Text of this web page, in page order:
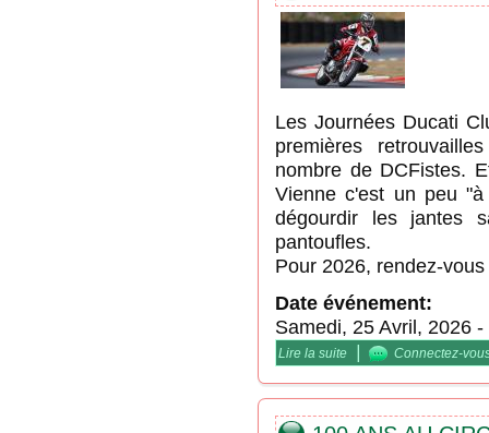
Les Journées Ducati
premières
nombre de DCFistes.
Vienne c'est un peu
dégourdir les jantes
pantoufles.
Pour 2026, rendez-
Date événement:
Samedi, 25 Avril, 2026 -
Lire la suite de JD Le Vigeant
Connectez-